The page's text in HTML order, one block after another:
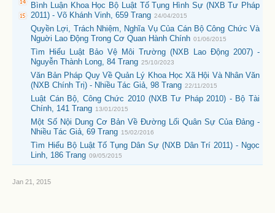
Bình Luận Khoa Học Bộ Luật Tố Tụng Hình Sự (NXB Tư Pháp
2011) - Võ Khánh Vinh, 659 Trang 24/04/2015
Quyền Lợi, Trách Nhiệm, Nghĩa Vụ Của Cán Bộ Công Chức Và
Nguời Lao Động Trong Cơ Quan Hành Chính 01/06/2015
Tìm Hiểu Luật Bảo Vệ Môi Trường (NXB Lao Động 2007) -
Nguyễn Thành Long, 84 Trang 25/10/2023
Văn Bản Pháp Quy Về Quản Lý Khoa Học Xã Hội Và Nhân Văn
(NXB Chính Trị) - Nhiều Tác Giả, 98 Trang 22/11/2015
Luật Cán Bộ, Công Chức 2010 (NXB Tư Pháp 2010) - Bộ Tài
Chính, 141 Trang 13/01/2015
Một Số Nội Dung Cơ Bản Về Đường Lối Quân Sự Của Đảng -
Nhiều Tác Giả, 69 Trang 15/02/2016
Tìm Hiểu Bộ Luật Tố Tụng Dân Sự (NXB Dân Trí 2011) - Ngọc
Linh, 186 Trang 09/05/2015
Jan 21, 2015